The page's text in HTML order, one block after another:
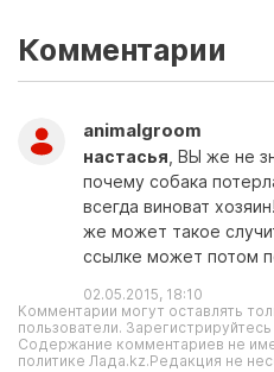
Комментарии
animalgroom
настасья , ВЫ же не
почему собака
всегда виноват
же может такое
ссылке может потом
02.05.2015, 18:10
Комментарии могут оставлять
пользователи.
Содержание комментариев не
политике Лада.kz.Редакция не